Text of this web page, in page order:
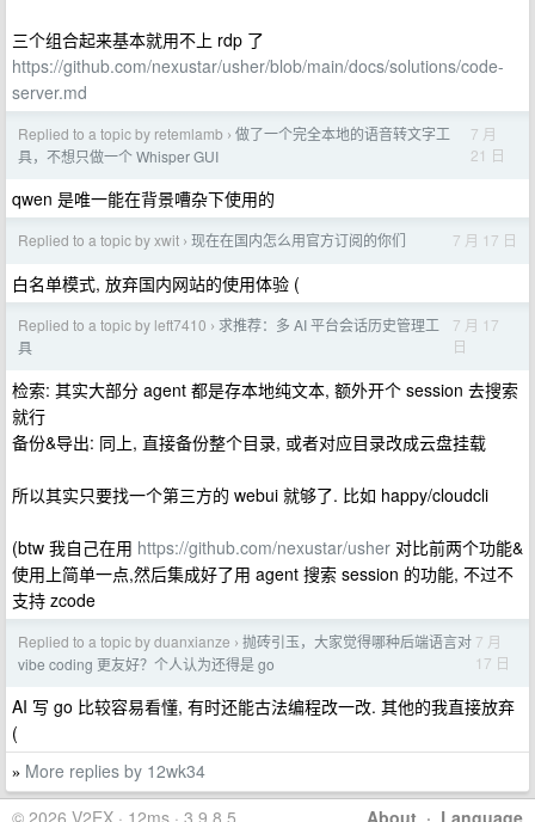
三个组合起来基本就用不上 rdp 了
https://github.com/nexustar/usher/blob/main/docs/solutions/code-
server.md
Replied to a topic by retemlamb › 做了一个完全本地的语音转文字工
具，不想只做一个 Whisper GUI
7 月
21 日
qwen 是唯一能在背景嘈杂下使用的
Replied to a topic by xwit › 现在在国内怎么用官方订阅的你们 7 月 17 日
白名单模式, 放弃国内网站的使用体验 (
Replied to a topic by left7410 › 求推荐：多 AI 平台会话历史管理工
具
7 月 17
日
检索: 其实大部分 agent 都是存本地纯文本, 额外开个 session 去搜索
就行
备份&导出: 同上, 直接备份整个目录, 或者对应目录改成云盘挂载
所以其实只要找一个第三方的 webui 就够了. 比如 happy/cloudcli
(btw 我自己在用 https://github.com/nexustar/usher 对比前两个功能&
使用上简单一点,然后集成好了用 agent 搜索 session 的功能, 不过不
支持 zcode
Replied to a topic by duanxianze › 抛砖引玉，大家觉得哪种后端语言对
vibe coding 更友好？个人认为还得是 go
7 月
17 日
AI 写 go 比较容易看懂, 有时还能古法编程改一改. 其他的我直接放弃
(
» More replies by 12wk34
About · Language
© 2026 V2EX · 12ms · 3.9.8.5